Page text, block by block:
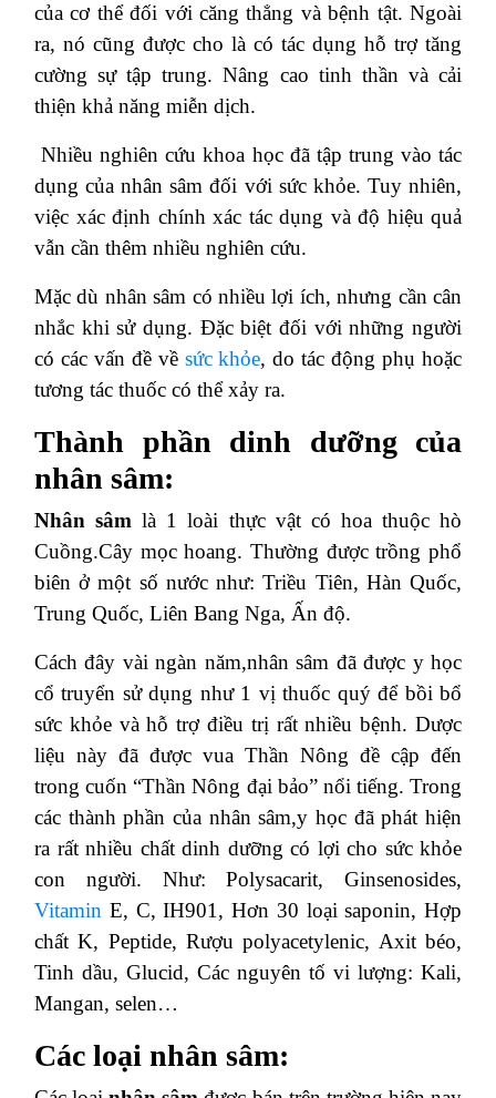
của cơ thể đối với căng thẳng và bệnh tật. Ngoài
ra, nó cũng được cho là có tác dụng hỗ trợ tăng
cường sự tập trung. Nâng cao tinh thần và cải
thiện khả năng miễn dịch.
Nhiều nghiên cứu khoa học đã tập trung vào tác
dụng của nhân sâm đối với sức khỏe. Tuy nhiên,
việc xác định chính xác tác dụng và độ hiệu quả
vẫn cần thêm nhiều nghiên cứu.
Mặc dù nhân sâm có nhiều lợi ích, nhưng cần cân
nhắc khi sử dụng. Đặc biệt đối với những người
có các vấn đề về sức khỏe, do tác động phụ hoặc
tương tác thuốc có thể xảy ra.
Thành phần dinh dưỡng của
nhân sâm:
Nhân sâm là 1 loài thực vật có hoa thuộc hò
Cuồng.Cây mọc hoang. Thường được trồng phổ
biên ở một số nước như: Triều Tiên, Hàn Quốc,
Trung Quốc, Liên Bang Nga, Ấn độ.
Cách đây vài ngàn năm,nhân sâm đã được y học
cổ truyển sử dụng như 1 vị thuốc quý để bồi bổ
sức khỏe và hỗ trợ điều trị rất nhiều bệnh. Dược
liệu này đã được vua Thần Nông đề cập đến
trong cuốn “Thần Nông đại bảo” nổi tiếng. Trong
các thành phần của nhân sâm,y học đã phát hiện
ra rất nhiều chất dinh dưỡng có lợi cho sức khỏe
con người. Như: Polysacarit, Ginsenosides,
Vitamin E, C, IH901, Hơn 30 loại saponin, Hợp
chất K, Peptide, Rượu polyacetylenic, Axit béo,
Tinh dầu, Glucid, Các nguyên tố vi lượng: Kali,
Mangan, selen…
Các loại nhân sâm: